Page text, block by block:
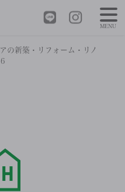
の新築・リフォーム・リノ
6
MENU